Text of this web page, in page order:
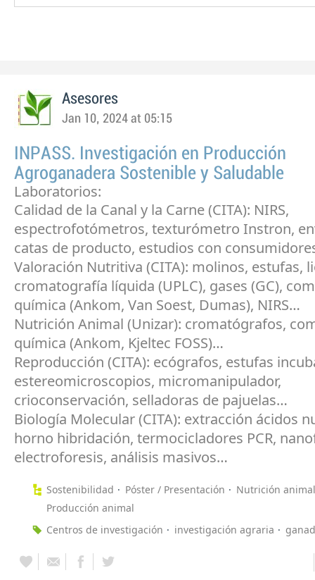
Asesores
Jan 10, 2024 at 05:15
INPASS. Investigación en Producción
Agroganadera Sostenible y Saludable
Laboratorios:
Calidad de la Canal y la Carne (CITA): NIRS,
espectrofotómetros, texturómetro Instron,
catas de producto, estudios con
Valoración Nutritiva (CITA): molinos, estufas,
cromatografía líquida (UPLC), gases (GC),
química (Ankom, Van Soest, Dumas), NIRS…
Nutrición Animal (Unizar): cromatógrafos,
química (Ankom, Kjeltec FOSS)…
Reproducción (CITA): ecógrafos, estufas
estereomicroscopios, micromanipulador,
crioconservación, selladoras de pajuelas…
Biología Molecular (CITA): extracción ácidos
horno hibridación, termocicladores PCR,
electroforesis, análisis masivos…
Sostenibilidad Póster / Presentación
Nutrición animal
Producción animal
Centros de investigación
investigación agraria